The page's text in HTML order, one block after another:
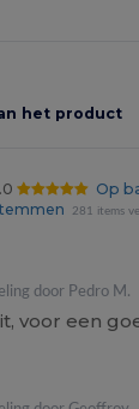
het product
Op
281 items
door Pedro M.
voor een